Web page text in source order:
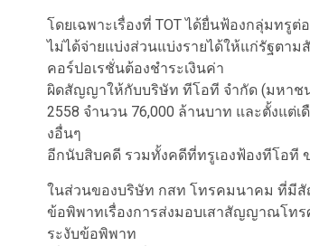
โดยเฉพาะเรื่องที่ TOT ได้ยื่นฟ้องกลุ่มทรู
ไม่ได้จ่ายแบ่งส่วนแบ่งรายได้ให้แก่รัฐตา
คอร์ปอเรชั่นต้องชำระเงินค่า
ผิดสัญญาให้กับบริษัท ทีโอที จำกัด (มหาชน)
2558 จำนวน 76,000 ล้านบาท และตั้งแต่
งอื่นๆ
อีกนับสิบคดี รวมทั้งคดีที่ทรูเองฟ้องทีโอที
ในส่วนของบริษัท กสท โทรคมนาคม ที่มี
ข้อพิพาทเรื่องการส่งมอบเสาสัญญาณโท
ระงับข้อพิพาท